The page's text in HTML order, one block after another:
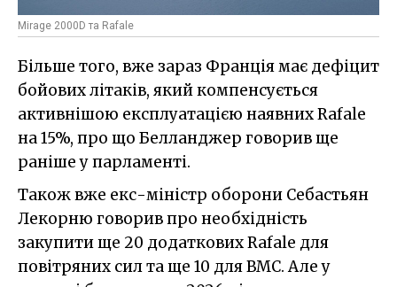
Mirage 2000D та Rafale
Більше того, вже зараз Франція має дефіцит
бойових літаків, який компенсується
активнішою експлуатацією наявних Rafale
на 15%, про що Белланджер говорив ще
раніше у парламенті.
Також вже екс-міністр оборони Себастьян
Лекорню говорив про необхідність
закупити ще 20 додаткових Rafale для
повітряних сил та ще 10 для ВМС. Але у